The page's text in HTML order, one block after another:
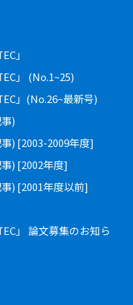
」
」 (No.1~25)
」(No.26~最新号)
)
) [2003-2009年度]
) [2002年度]
) [2001年度以前]
」 論文募集のお知ら